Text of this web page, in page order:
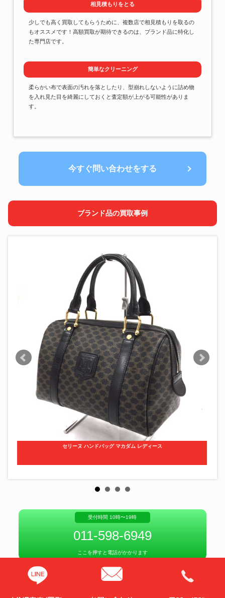
相見積もりをとる
少しでも高く買取してもらうために、複数店で相見積もりを取るの
もオススメです！高額買取が期待できるのは、ブランド品に特化し
た専門店です。
簡単なクリーニング
柔らかい布で表面の汚れを落としたり、型崩れしないように詰め物
を入れ見た目を綺麗にしておくと査定額が上がる可能性がありま
す。
今すぐ問い合わせをする
ブランド品の買取事例
セリーヌ ハンドバッグ マカダム レディース
受付時間 10時〜19時
011-598-6949
ここを押すと電話がかかります